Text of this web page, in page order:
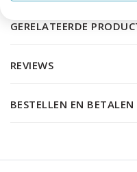
GERELATEERDE
REVIEWS
BESTELLEN EN BETALEN